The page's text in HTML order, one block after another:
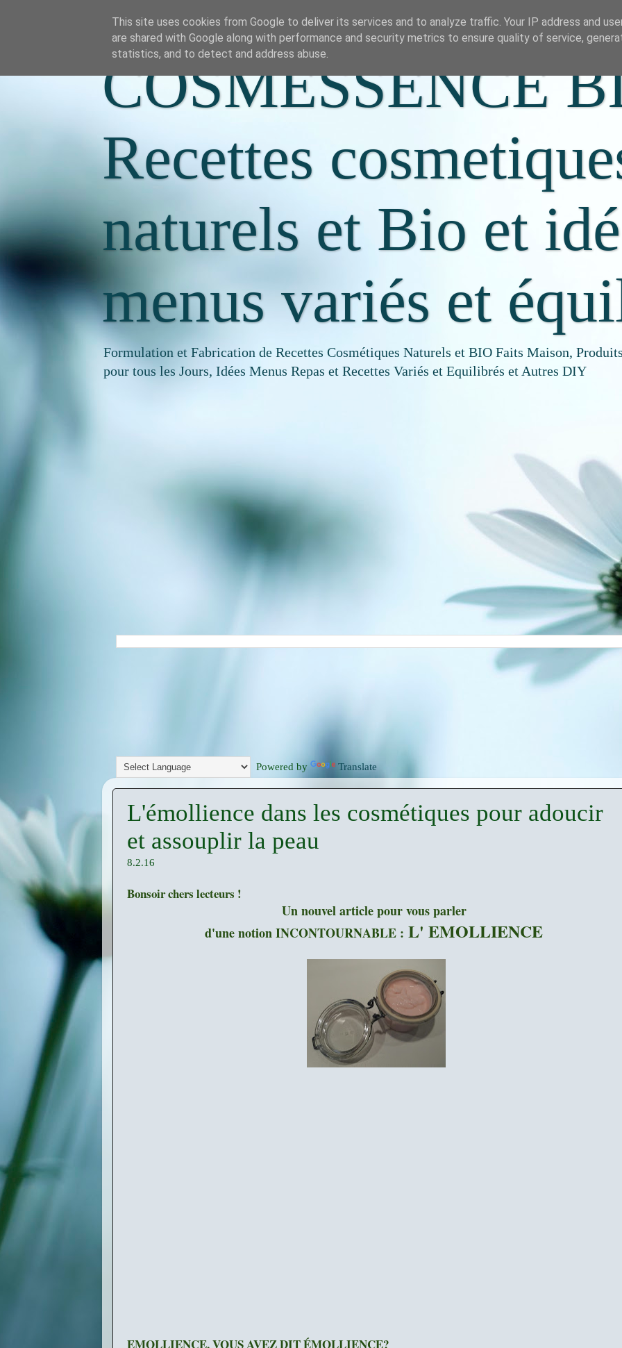
COSMESSENCE
Recettes
naturels et Bio et
menus variés et
Formulation et Fabrication de Recettes Cosmétiques Naturels et BIO Faits Maison,
pour tous les Jours, Idées Menus Repas et Recettes Variés et Equilibrés et Autres DIY
Powered by Translate
L'émollience dans les cosmétiques pour adoucir
et assouplir la peau
8.2.16
Bonsoir chers lecteurs !
Un nouvel article pour vous parler
d'une notion INCONTOURNABLE : L' EMOLLIENCE
EMOLLIENCE, VOUS AVEZ DIT ÉMOLLIENCE?
This site uses cookies from Google to deliver its services and to analyze traffic. Your IP address and
are shared with Google along with performance and security metrics to ensure quality of service,
statistics, and to detect and address abuse.